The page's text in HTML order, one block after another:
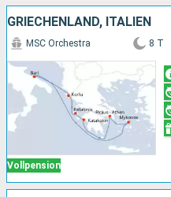
GRIECHENLAND, ITALIEN
Vollpension
MSC Orchestra 8 T